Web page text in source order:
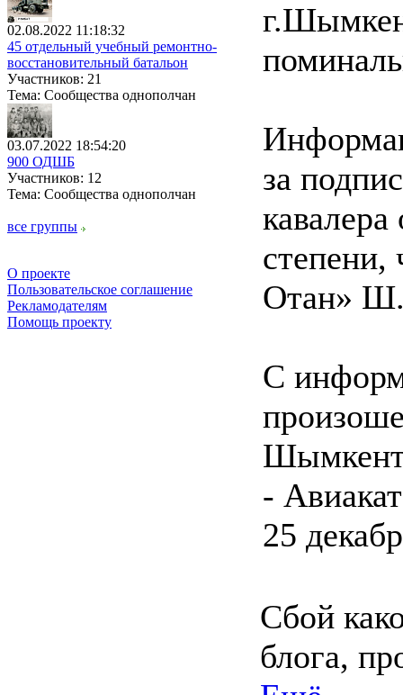
02.08.2022 11:18:32
45 отдельный учебный ремонтно-
восстановительный батальон
Участников: 21
Тема: Сообщества однополчан
03.07.2022 18:54:20
900 ОДШБ
Участников: 12
Тема: Сообщества однополчан
все группы
О проекте
Пользовательское соглашение
Рекламодателям
Помощь проекту
за
Отан»
С
-
25
Сбой
блога,